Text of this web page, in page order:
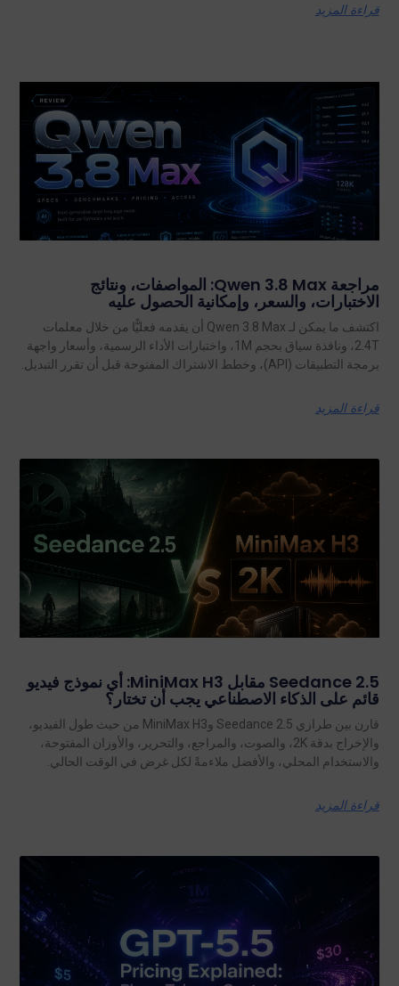
قراءة المزيد
مراجعة Qwen 3.8 Max: المواصفات، ونتائج
الاختبارات، والسعر، وإمكانية الحصول عليه
اكتشف ما يمكن لـ Qwen 3.8 Max أن يقدمه فعليًّا من خلال معلمات
2.4T، ونافذة سياق بحجم 1M، واختبارات الأداء الرسمية، وأسعار واجهة
برمجة التطبيقات (API)، وخطط الاشتراك المفتوحة قبل أن تقرر التبديل.
قراءة المزيد
Seedance 2.5 مقابل MiniMax H3: أي نموذج فيديو
قائم على الذكاء الاصطناعي يجب أن تختار؟
قارن بين طرازي Seedance 2.5 وMiniMax H3 من حيث طول الفيديو،
والإخراج بدقة 2K، والصوت، والمراجع، والتحرير، والأوزان المفتوحة،
والاستخدام المحلي، والأفضل ملاءمةً لكل غرض في الوقت الحالي.
قراءة المزيد